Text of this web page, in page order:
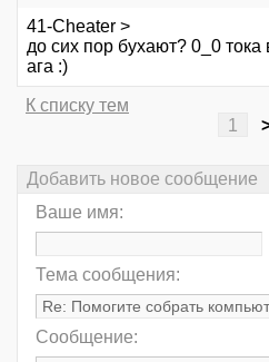
41-Cheater >
до сих пор бухают? 0_0
ага :)
К списку тем
1
Добавить новое сообщение
Ваше имя:
Тема сообщения:
Сообщение: